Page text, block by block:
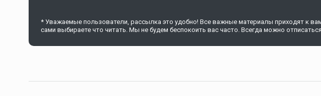
* Уважаемые пользователи, рассылка это удобно! Все важные материалы приходят к
сами выбираете что читать. Мы не будем беспокоить вас часто. Всегда можно
ССТ, 2025 №4 СЕНТЯБРЬ